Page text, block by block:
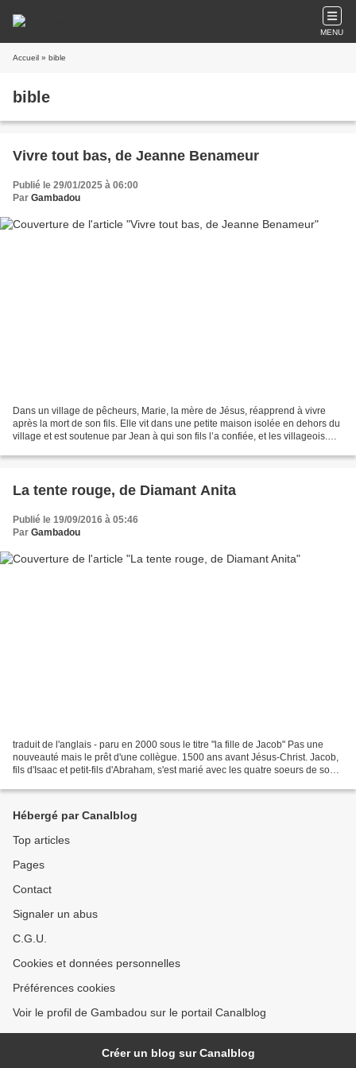
MENU
Accueil » bible
bible
Vivre tout bas, de Jeanne Benameur
Publié le 29/01/2025 à 06:00
Par Gambadou
Dans un village de pêcheurs, Marie, la mère de Jésus, réapprend à vivre
après la mort de son fils. Elle vit dans une petite maison isolée en dehors du
village et est soutenue par Jean à qui son fils l’a confiée, et les villageois.
La tente rouge, de Diamant Anita
Publié le 19/09/2016 à 05:46
Par Gambadou
traduit de l'anglais - paru en 2000 sous le titre "la fille de Jacob" Pas une
nouveauté mais le prêt d'une collègue. 1500 ans avant Jésus-Christ. Jacob,
fils d'Isaac et petit-fils d'Abraham, s'est marié avec les quatre soeurs de son
Hébergé par Canalblog
Top articles
Pages
Contact
Signaler un abus
C.G.U.
Cookies et données personnelles
Préférences cookies
Voir le profil de Gambadou sur le portail Canalblog
Créer un blog sur Canalblog